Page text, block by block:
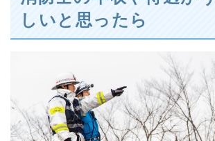
しいと思ったら